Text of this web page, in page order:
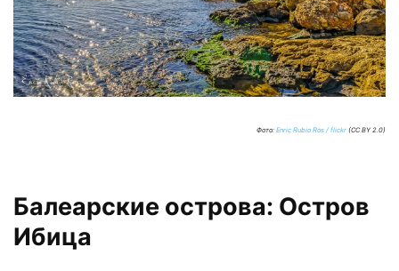
Фото: Enric Rubio Ros / flickr (CC BY 2.0)
Балеарские острова: Остров
Ибица